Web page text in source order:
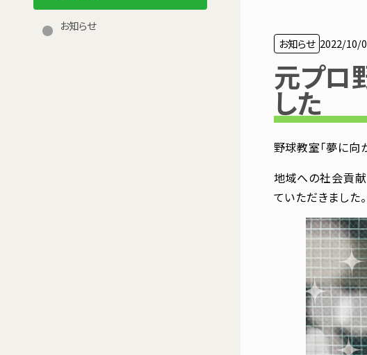
お知らせ
お知らせ 2022/10/
元プロ
した
野球教室「夢に向
地域への社会貢
ていただきました。